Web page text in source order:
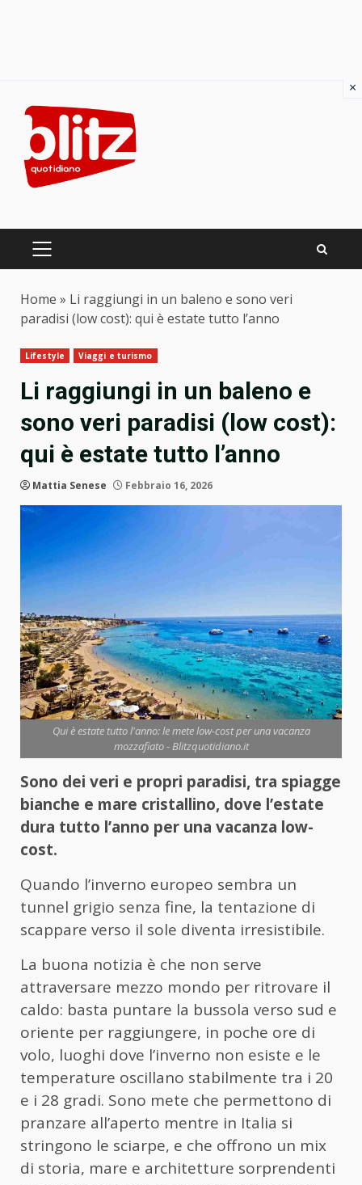
content
PRIMARY
Home » Li raggiungi in un baleno e sono veri
paradisi (low cost): qui è estate tutto l’anno
Lifestyle Viaggi e turismo
Li raggiungi in un baleno e
sono veri paradisi (low cost):
qui è estate tutto l’anno
Mattia Senese Febbraio 16, 2026
Qui è estate tutto l'anno: le mete low-cost per una vacanza
mozzafiato - Blitzquotidiano.it
Sono dei veri e propri paradisi, tra spiagge
bianche e mare cristallino, dove l’estate
dura tutto l’anno per una vacanza low-
cost.
Quando l’inverno europeo sembra un
tunnel grigio senza fine, la tentazione di
scappare verso il sole diventa irresistibile.
La buona notizia è che non serve
attraversare mezzo mondo per ritrovare il
caldo: basta puntare la bussola verso sud e
oriente per raggiungere, in poche ore di
volo, luoghi dove l’inverno non esiste e le
temperature oscillano stabilmente tra i 20
e i 28 gradi. Sono mete che permettono di
pranzare all’aperto mentre in Italia si
stringono le sciarpe, e che offrono un mix
di storia, mare e architetture sorprendenti
×